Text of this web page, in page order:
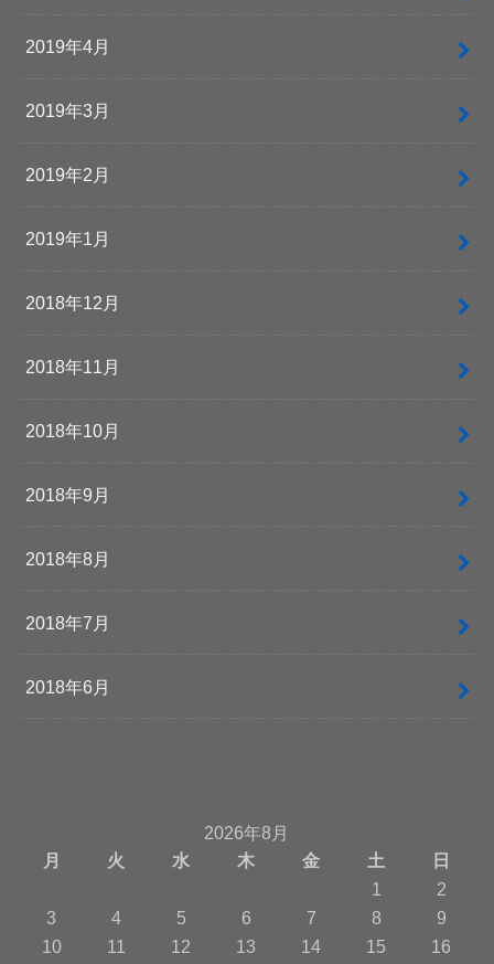
2019年4月
2019年3月
2019年2月
2019年1月
2018年12月
2018年11月
2018年10月
2018年9月
2018年8月
2018年7月
2018年6月
2026年8月
月
火 水 木 金 土
日
1
2
3
4 5 6 7 8
9
10
11 12 13 14 15 16